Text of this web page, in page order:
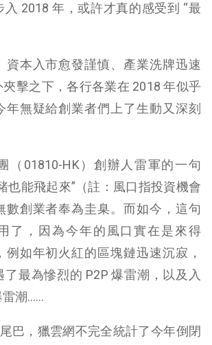
項目財務模型存在天然問題
2018 年，或許才真的感受到 “最
資本入市愈發謹慎、產業洗牌迅速
擊之下，各行各業在 2018 年似乎
年無疑給創業者們上了生動又深刻
（01810-HK）創辦人雷軍的一句
也能飛起來”（註：風口指投資機會
數創業者奉為圭臬。而如今，這句
了，因為今年的風口實在是來得
例如年初火紅的區塊鏈迅速沉寂，
最為慘烈的 P2P 爆雷潮，以及入
雷潮……
巴，獵雲網不完全統計了今年倒閉